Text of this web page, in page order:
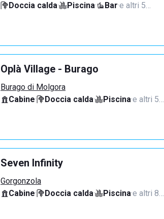
Doccia calda· Piscina· Bar·e altri 5…
Oplà Village - Burago
Burago di Molgora
Cabine· Doccia calda· Piscina·e altri 5…
Seven Infinity
Gorgonzola
Cabine· Doccia calda· Piscina·e altri 8…